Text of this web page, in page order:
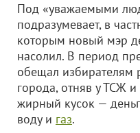
Под «уважаемыми
подразумевает, в
которым новый мэр
насолил. В период
обещал
города, отняв у ТСЖ
жирный кусок —
воду и газ.